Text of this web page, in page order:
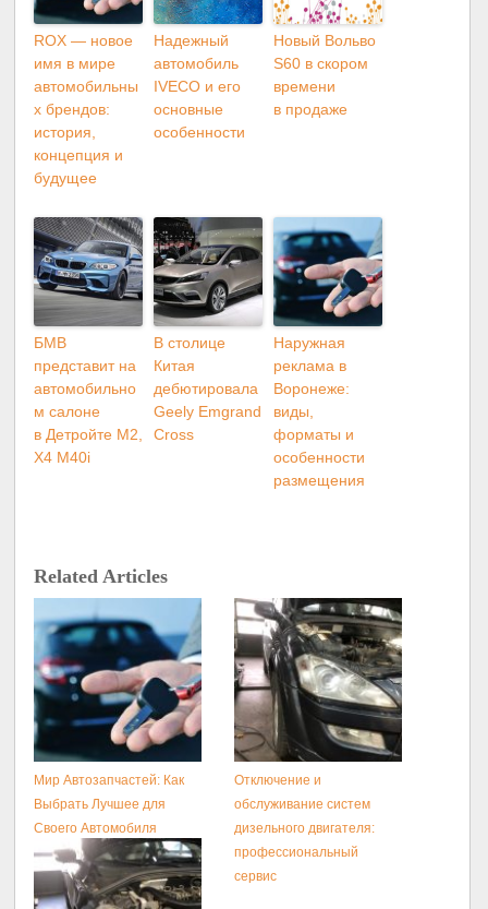
ROX — новое
имя в мире
автомобильны
х брендов:
история,
концепция и
будущее
Надежный
автомобиль
IVECO и его
основные
особенности
Новый Вольво
S60 в скором
времени
в продаже
БМВ
представит на
автомобильно
м салоне
в Детройте M2,
X4 M40i
В столице
Китая
дебютировала
Geely Emgrand
Cross
Наружная
реклама в
Воронеже:
виды,
форматы и
особенности
размещения
Related Articles
Мир Автозапчастей: Как
Выбрать Лучшее для
Своего Автомобиля
Отключение и
обслуживание систем
дизельного двигателя:
профессиональный
сервис